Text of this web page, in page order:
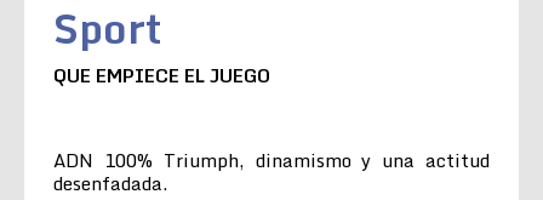
Sport
QUE EMPIECE EL JUEGO
ADN 100% Triumph, dinamismo y una actitud
desenfadada.